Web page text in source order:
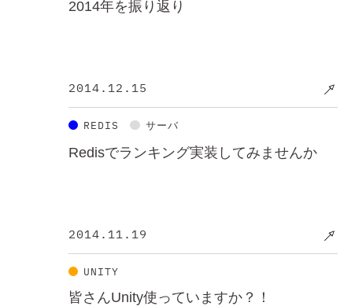
2014年を振り返り
2014.12.15
REDIS サーバ
Redisでランキング実装してみませんか
2014.11.19
UNITY
皆さんUnity使っていますか？！